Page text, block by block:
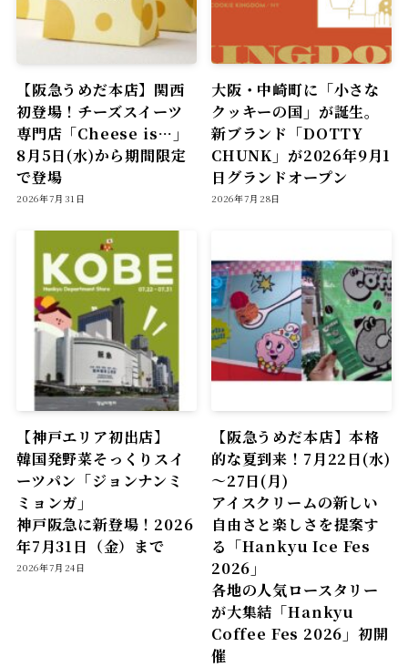
【阪急うめだ本店】関西
初登場！チーズスイーツ
専門店「Cheese is…」
8月5日(水)から期間限定
で登場
2026年7月31日
大阪・中崎町に「小さな
クッキーの国」が誕生。
新ブランド「DOTTY
CHUNK」が2026年9月1
日グランドオープン
2026年7月28日
【神戸エリア初出店】
韓国発野菜そっくりスイ
ーツパン「ジョンナンミ
ミョンガ」
神戸阪急に新登場！2026
年7月31日（金）まで
2026年7月24日
【阪急うめだ本店】本格
的な夏到来！7月22日(水)
～27日(月)
アイスクリームの新しい
自由さと楽しさを提案す
る「Hankyu Ice Fes
2026」
各地の人気ロースタリー
が大集結「Hankyu
Coffee Fes 2026」初開
催